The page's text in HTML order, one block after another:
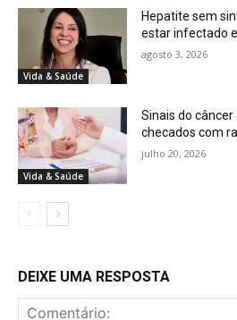
Vida & Saúde
Hepatite sem
estar infectado
agosto 3, 2026
Vida & Saúde
Sinais do
checados com
julho 20, 2026
DEIXE UMA RESPOSTA